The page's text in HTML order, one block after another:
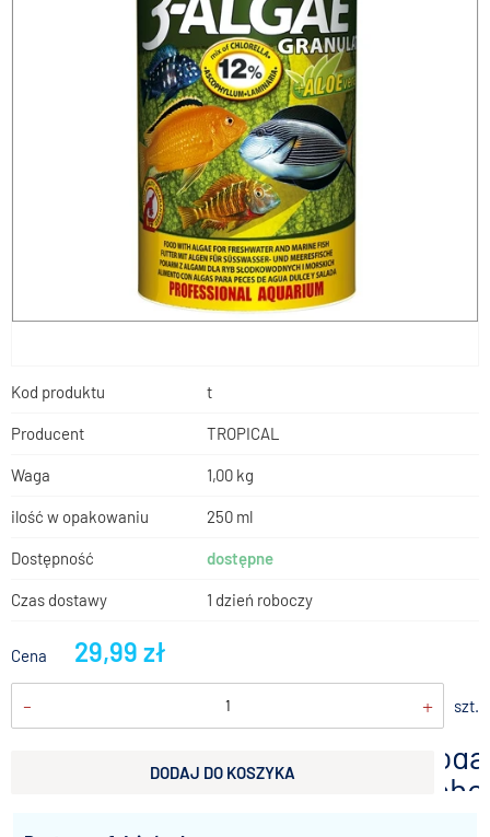
Kod produktu t
Producent TROPICAL
Waga 1,00 kg
ilość w opakowaniu 250 ml
Dostępność dostępne
Czas dostawy 1 dzień roboczy
Cena 29,99 zł
- + szt.
DODAJ DO KOSZYKA